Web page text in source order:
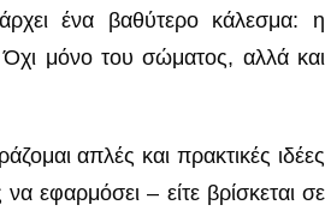
ένα βαθύτερο κάλεσμα: η
μόνο του σώματος, αλλά και
απλές και πρακτικές ιδέες
εφαρμόσει – είτε βρίσκεται σε